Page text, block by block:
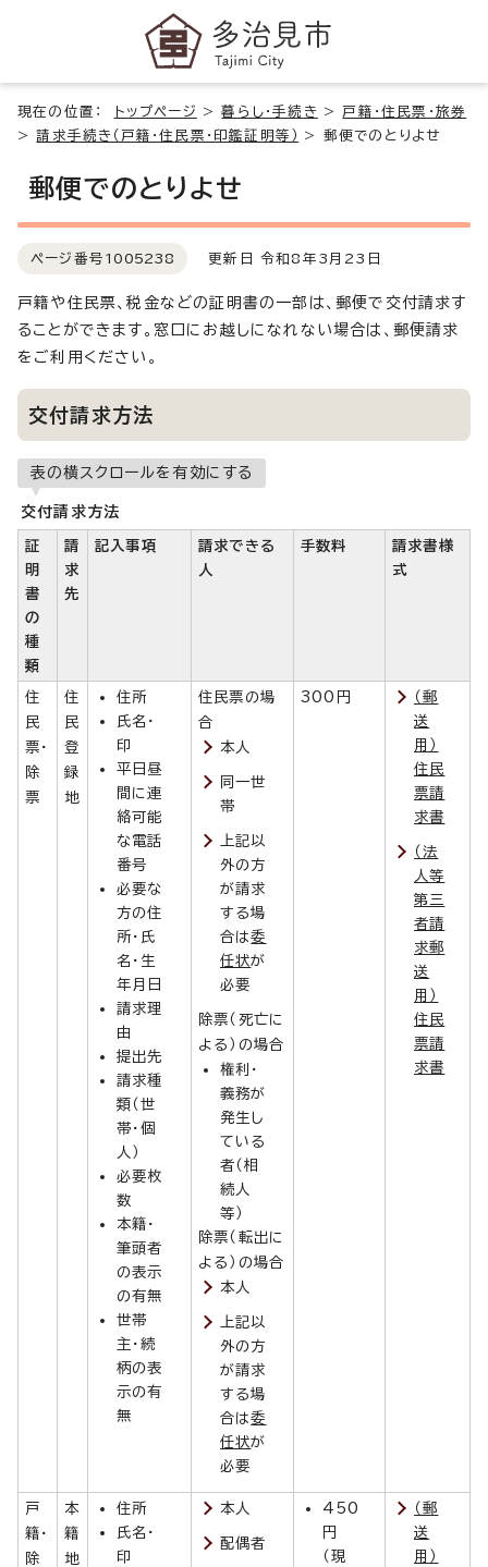
現在の位置： トップページ >暮らし・手続き >戸籍・住民票・旅券
>請求手続き（戸籍・住民票・印鑑証明等） > 郵便でのとりよせ
郵便でのとりよせ
ページ番号 1005238 更新日 令和8年3月23日
戸籍や住民票、税金などの証明書の一部は、郵便で交付請求す
ることができます。窓口にお越しになれない場合は、郵便請求
をご利用ください。
交付請求方法
表の横スクロールを有効にする
交付請求方法
証
明
書
の
種
類
請
求
先
記入事項
請求できる
人
手数料
請求書様
式
住
民
票・
除
票
住
民
登
録
地
住所
氏名・
印
平日昼
間に連
絡可能
な電話
番号
必要な
方の住
所・氏
名・生
年月日
請求理
由
提出先
請求種
類（世
帯・個
人）
必要枚
数
本籍・
筆頭者
の表示
の有無
世帯
主・続
柄の表
示の有
無
住民票の場
合
本人
同一世
帯
上記以
外の方
が請求
する場
合は委
任状が
必要
除票（死亡に
よる）の場合
権利・
義務が
発生し
ている
者（相
続人
等）
除票（転出に
よる）の場合
本人
上記以
外の方
が請求
する場
合は委
任状が
必要
300円
（郵
送
用）
住民
票請
求書
（法
人等
第三
者請
求郵
送
用）
住民
票請
求書
戸
籍・
除
本
籍
地
住所
氏名・
印
本人
配偶者
450
円
（現
（郵
送
用）